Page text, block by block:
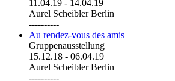
11.04.19 - 14.04.19
Aurel Scheibler Berlin
----------
Au rendez-vous des amis
Gruppenausstellung
15.12.18 - 06.04.19
Aurel Scheibler Berlin
----------